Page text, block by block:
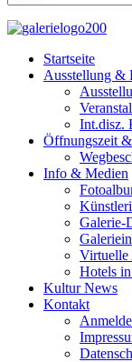
Startseite
Ausstellung &
Int.disz.
Öffnungszeit
Info & Medien
Galerie-
Virtuelle
Hotels
Kultur News
Kontakt